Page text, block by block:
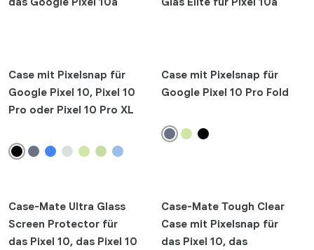
Case mit Pixelsnap für
Google Pixel 10, Pixel 10
Pro oder Pixel 10 Pro XL
Case mit Pixelsnap für
Google Pixel 10 Pro Fold
Case-Mate Ultra Glass
Screen Protector für
das Pixel 10, das Pixel 10
Case-Mate Tough Clear
Case mit Pixelsnap für
das Pixel 10, das